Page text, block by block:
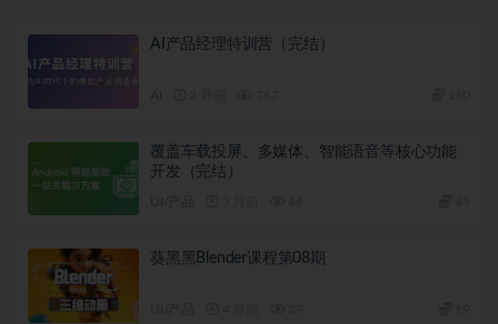
AI产品经理特训营（完结）
覆盖车载投屏、多媒体、智能语音等核心功能
开发（完结）
葵黑黑Blender课程第08期